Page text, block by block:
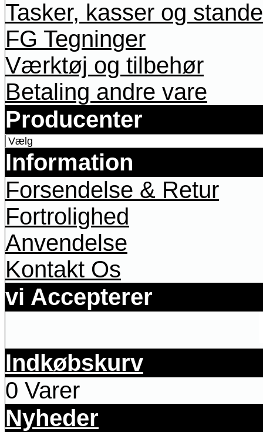
Tasker, kasser og
FG Tegninger
Værktøj og tilbehør
Betaling andre vare
Producenter
Information
Forsendelse & Retur
Fortrolighed
Anvendelse
Kontakt Os
vi Accepterer
Indkøbskurv
0 Varer
Nyheder